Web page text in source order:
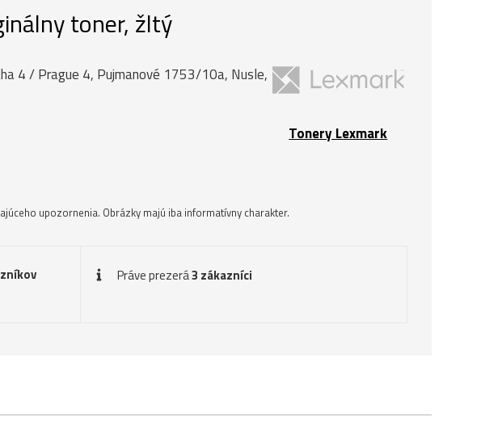
toner, žltý
Tonery Lexmark
4 / Prague 4, Pujmanové 1753/10a, Nusle,
upozornenia. Obrázky majú iba informatívny charakter.
Práve prezerá3 zákazníci